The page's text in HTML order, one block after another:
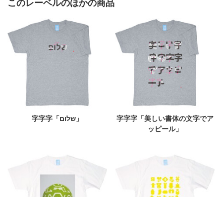
このレーベルのほかの商品
字字字「שלום」
字字字「美しい書体の文字でア
ッピール」